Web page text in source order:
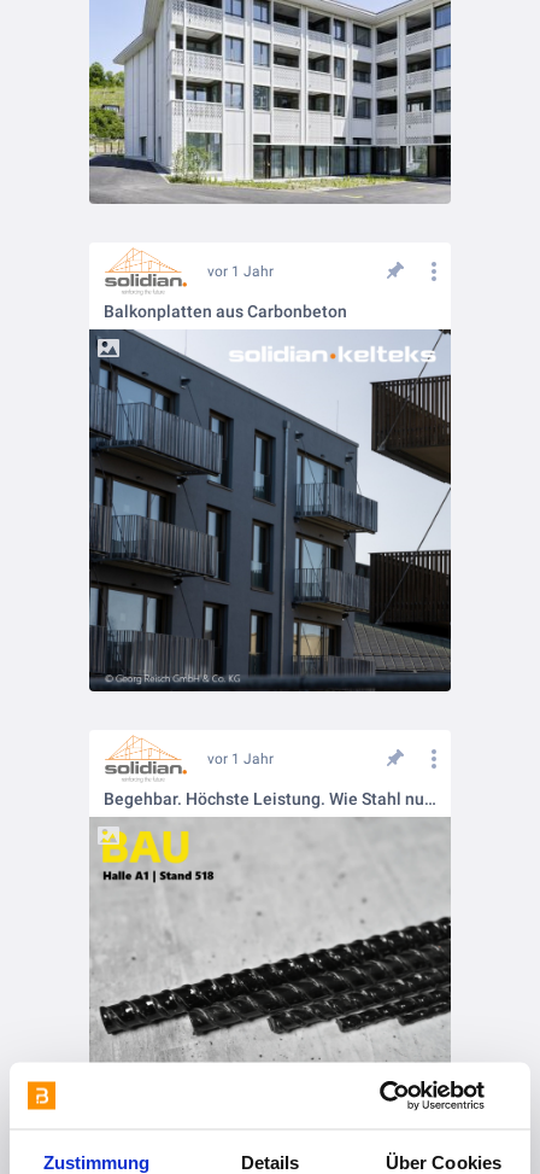
Zustimmung Details Über Cookies
vor 1 Jahr
Balkonplatten aus Carbonbeton
vor 1 Jahr
Begehbar. Höchste Leistung. Wie Stahl nur besser – das ist unser solidian REBAR!